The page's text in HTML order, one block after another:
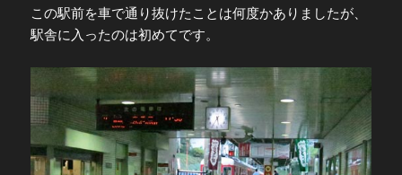
この駅前を車で通り抜けたことは何度かありましたが、
駅舎に入ったのは初めてです。